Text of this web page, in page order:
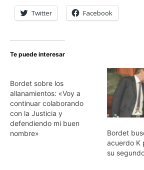
Twitter Facebook
Te puede interesar
Bordet sobre los
allanamientos: «Voy a
continuar colaborando
con la Justicia y
defendiendo mi buen
nombre»
Bordet
acuerdo K
su